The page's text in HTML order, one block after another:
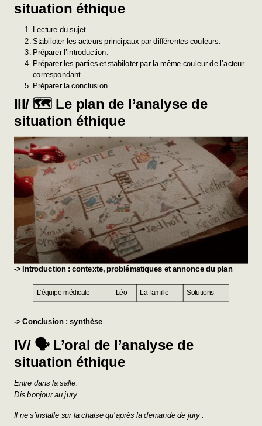
situation éthique
Lecture du sujet.
Stabiloter les acteurs principaux par différentes couleurs.
Préparer l’introduction.
Préparer les parties et stabiloter par la même couleur de l’acteur
correspondant.
Préparer la conclusion.
III/ 🗺️ Le plan de l’analyse de
situation éthique
-> Introduction : contexte, problématiques et annonce du plan
L’équipe médicale Léo La famille Solutions
-> Conclusion : synthèse
IV/ 🗣️ L’oral de l’analyse de
situation éthique
Entre dans la salle.
Dis bonjour au jury.
Il ne s’installe sur la chaise qu’après la demande de jury :